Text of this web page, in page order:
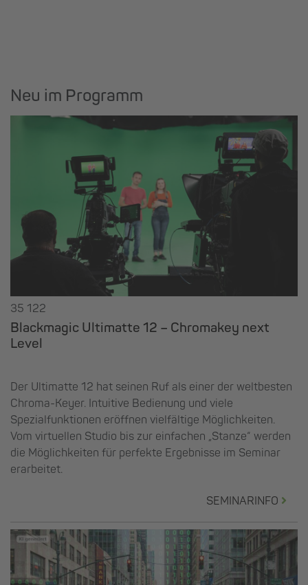
Neu im Programm
35 122
Blackmagic Ultimatte 12 – Chromakey next
Level
Der Ultimatte 12 hat seinen Ruf als einer der weltbesten
Chroma-Keyer. Intuitive Bedienung und viele
Spezialfunktionen eröffnen vielfältige Möglichkeiten.
Vom virtuellen Studio bis zur einfachen „Stanze“ werden
die Möglichkeiten für perfekte Ergebnisse im Seminar
erarbeitet.
SEMINARINFO